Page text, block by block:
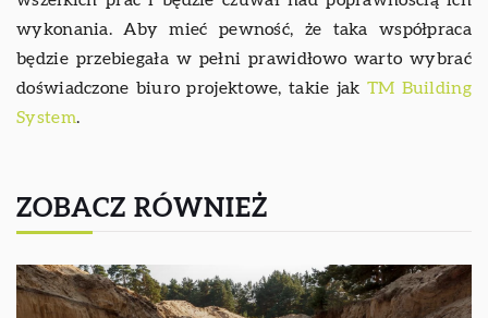
wykonania. Aby mieć pewność, że taka współpraca
będzie przebiegała w pełni prawidłowo warto wybrać
doświadczone biuro projektowe, takie jak TM Building
System.
ZOBACZ RÓWNIEŻ